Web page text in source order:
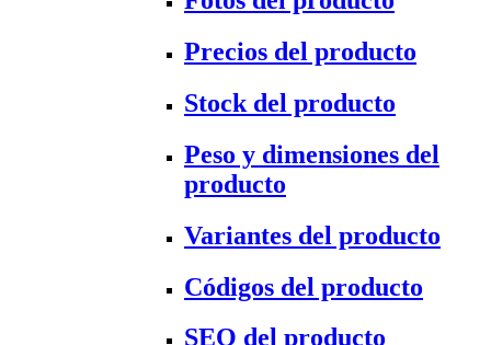
Precios del producto
Stock del producto
Peso y dimensiones del
producto
Variantes del producto
Códigos del producto
SEO del producto